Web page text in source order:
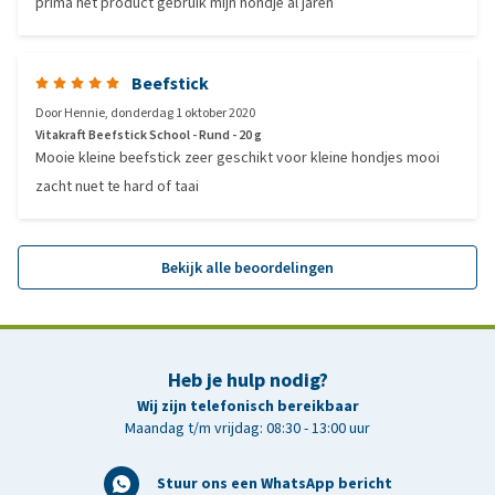
Beefstick
DoorHennie, donderdag 1 oktober 2020
Vitakraft Beefstick School - Rund - 20 g
Mooie kleine beefstick zeer geschikt voor kleine hondjes mooi
zacht nuet te hard of taai
Bekijk alle beoordelingen
Heb je hulp nodig?
Wij zijn telefonisch bereikbaar
Maandag t/m vrijdag: 08:30 - 13:00 uur
Stuur ons een WhatsApp bericht